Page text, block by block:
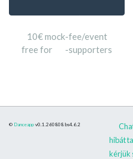
10€ mock-fee/event
free for
-supporters
© Danceapp v0.1.260808 bs4.6.2
hibát
kérjük